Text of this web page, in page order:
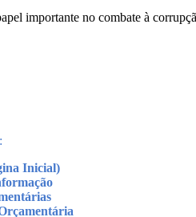
importante no combate à
Inicial)